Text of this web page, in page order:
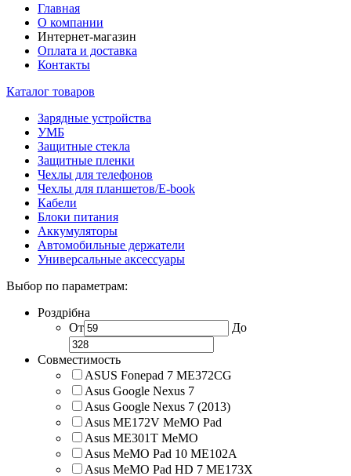
Главная
О компании
Интернет-магазин
Оплата и доставка
Контакты
Каталог товаров
Зарядные устройства
УМБ
Защитные стекла
Защитные пленки
Чехлы для телефонов
Чехлы для планшетов/E-book
Кабели
Блоки питания
Аккумуляторы
Автомобильные держатели
Универсальные аксессуары
Выбор по параметрам:
Роздрібна
От
До
Совместимость
ASUS Fonepad 7 ME372CG
Asus Google Nexus 7
Asus Google Nexus 7 (2013)
Asus ME172V MeMO Pad
Asus ME301T MeMO
Asus MeMO Pad 10 ME102A
Asus MeMO Pad HD 7 ME173X